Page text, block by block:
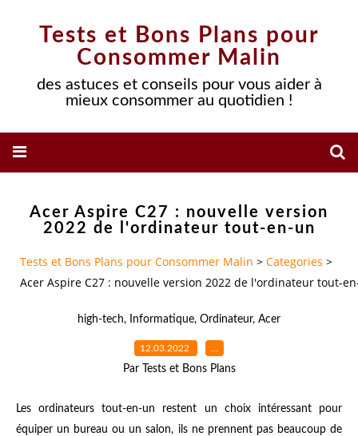
Tests et Bons Plans pour
Consommer Malin
des astuces et conseils pour vous aider à
mieux consommer au quotidien !
Acer Aspire C27 : nouvelle version
2022 de l'ordinateur tout-en-un
Tests et Bons Plans pour Consommer Malin > Categories >
Acer Aspire C27 : nouvelle version 2022 de l'ordinateur tout-
high-tech, Informatique, Ordinateur, Acer
12.03.2022 …
Par Tests et Bons Plans
Les ordinateurs tout-en-un restent un choix intéressant pour
équiper un bureau ou un salon, ils ne prennent pas beaucoup de